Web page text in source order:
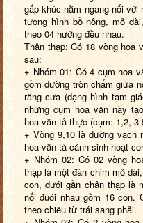
gấp khúc nằm ngang nối với
tượng hình bồ nông, mỏ
theo 04 hướng đều nhau.
Thân thạp: Có 18 vòng hoa
sau:
+ Nhóm 01: Có 4 cụm hoa
gồm đường tròn chấm giữa
răng cưa (dạng hình tam
những cụm hoa văn này
hoa văn tả thực (cụm: 1,2,
+ Vòng 9,10 là đường vạch
hoa văn tả cảnh sinh hoạt
+ Nhóm 02: Có 02 vòng
thạp là một đàn chim mỏ
con, dưới gần chân thạp là
nối đuôi nhau gồm 16 con.
theo chiều từ trái sang phải.